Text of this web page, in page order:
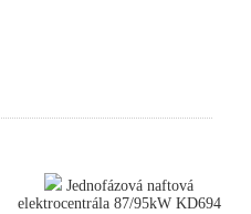
Jednofázová naftová
elektrocentrála 87/95kW KD694